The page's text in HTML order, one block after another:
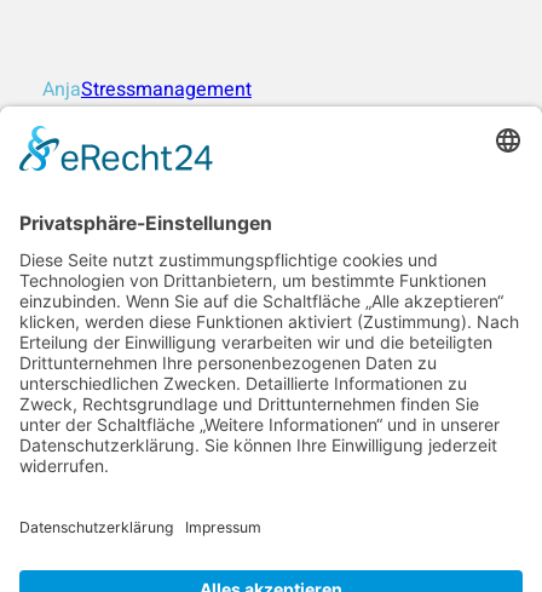
AnjaStressmanagement
Moment Beratung
Dein Beratungsdienst für mehr Lebensqualität.
AGB´s
Impressum
Datenschutz
kontakt@moment-beratung.de